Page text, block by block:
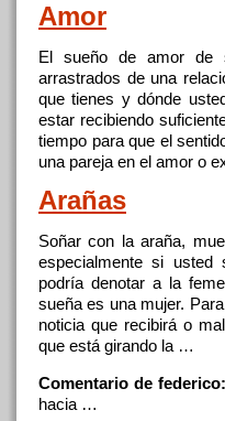
Amor
El sueño de amor de
arrastrados de una
que tienes y dónde
estar recibiendo
tiempo paraque el
una pareja en el amor o
Arañas
Soñar con la araña,
especialmente si usted
podría denotar a la
sueña es unamujer.
noticia que recibirá o
que está girando la …
Comentario de federico:
hacia …